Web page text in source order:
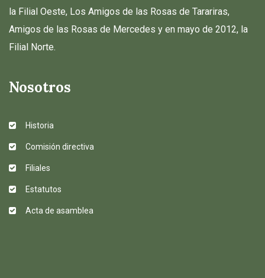
la Filial Oeste, Los Amigos de las Rosas de Tarariras,
Amigos de las Rosas de Mercedes y en mayo de 2012, la
Filial Norte.
Nosotros
Historia
Comisión directiva
Filiales
Estatutos
Acta de asamblea